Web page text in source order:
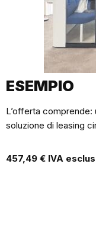
ESEMPIO
L’offerta comprende:
soluzione di leasing
457,49 € IVA